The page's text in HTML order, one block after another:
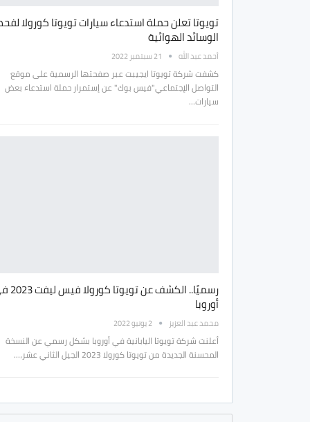
تويوتا تعلن حملة استدعاء سيارات تويوتا كورولا
الوسائد الهوائية
أحمد عبد الله 21 سبتمبر 2022
كشفت شركة تويوتا ايجيبت عبر صفحتها الرسمية على موقع
التواصل الإجتماعي"فيس بوك" عن إستمرار حملة استدعاء بعض
سيارات…
رسميًا.. الكشف
أوروبا
محمد عبد العزيز 2 يونيو 2022
أعلنت شركة تويوتا اليابانية في أوروبا بشكل رسمي عن النسخة
المحسنة الجديدة من تويوتا كورولا 2023 الجيل الثاني عشر،…